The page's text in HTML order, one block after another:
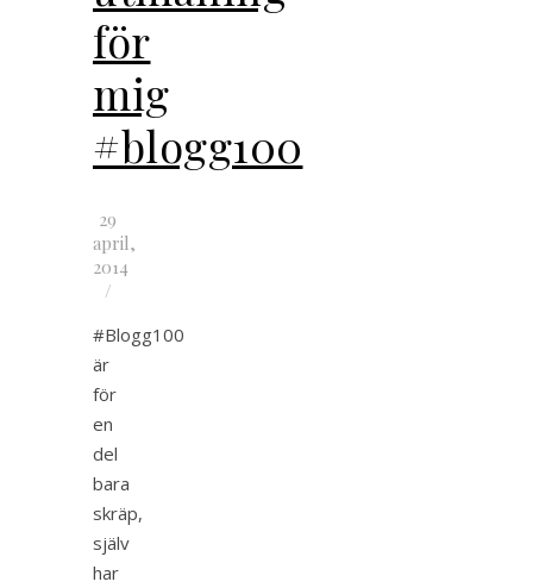
för
mig
#blogg100
29
april,
2014
/
#Blogg100
är
för
en
del
bara
skräp,
själv
har